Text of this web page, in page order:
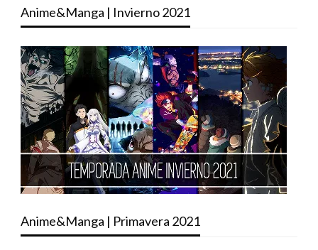
Anime&Manga | Invierno 2021
Anime&Manga | Primavera 2021